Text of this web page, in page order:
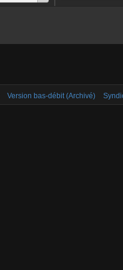
Version bas-débit (Archivé)